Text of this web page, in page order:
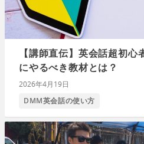
【講師直伝】英会話超初
にやるべき教材とは？
2026年4月19日
DMM英会話の使い方